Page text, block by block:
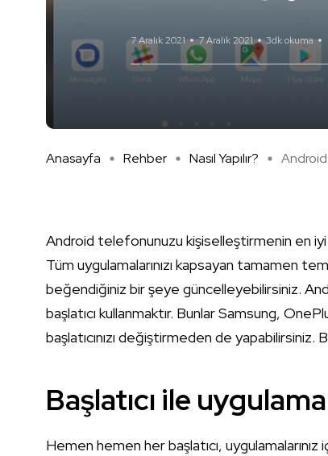
7 Aralık 2021 7 Aralık 2021 3dk okuma
Anasayfa Rehber Nasıl Yapılır?
Android telefonunuzu kişiselleştirmenin en iyi
Tüm uygulamalarınızı kapsayan tamamen
beğendiğiniz bir şeye güncelleyebilirsiniz.
başlatıcı kullanmaktır. Bunlar Samsung,
başlatıcınızı değiştirmeden de
Başlatıcı ile
Hemen hemen her başlatıcı,